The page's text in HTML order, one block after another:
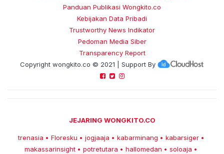
Panduan Publikasi Wongkito.co
Kebijakan Data Pribadi
Trustworthy News Indikator
Pedoman Media Siber
Transparency Report
Copyright wongkito.co © 2021 | Support By
JEJARING WONGKITO.CO
trenasia • Floresku • jogjaaja • kabarminang • kabarsiger •
makassarinsight • potretutara • hallomedan • soloaja •